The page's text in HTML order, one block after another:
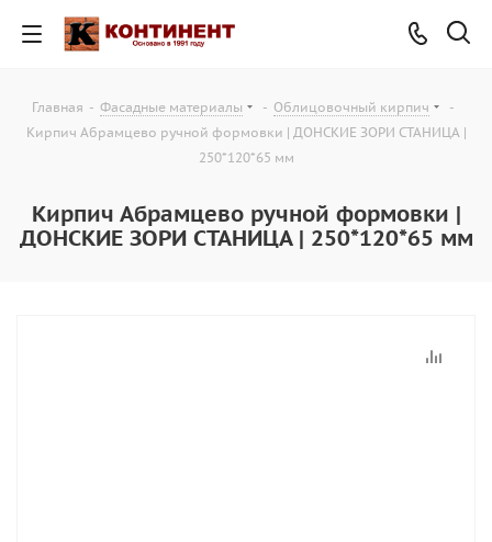
Главная - Фасадные материалы - Облицовочный кирпич
-
Кирпич Абрамцево ручной формовки | ДОНСКИЕ ЗОРИ СТАНИЦА |
250*120*65 мм
Кирпич Абрамцево ручной формовки |
ДОНСКИЕ ЗОРИ СТАНИЦА | 250*120*65 мм